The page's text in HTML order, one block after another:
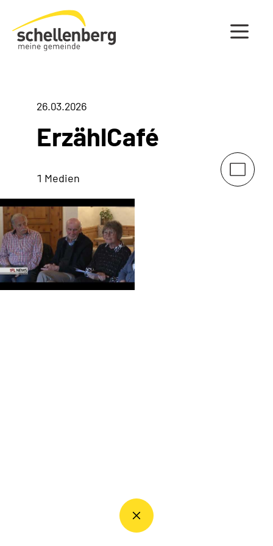
Gemeinde Schellenberg Startseite
26.03.2026
ErzählCafé
1 Medien